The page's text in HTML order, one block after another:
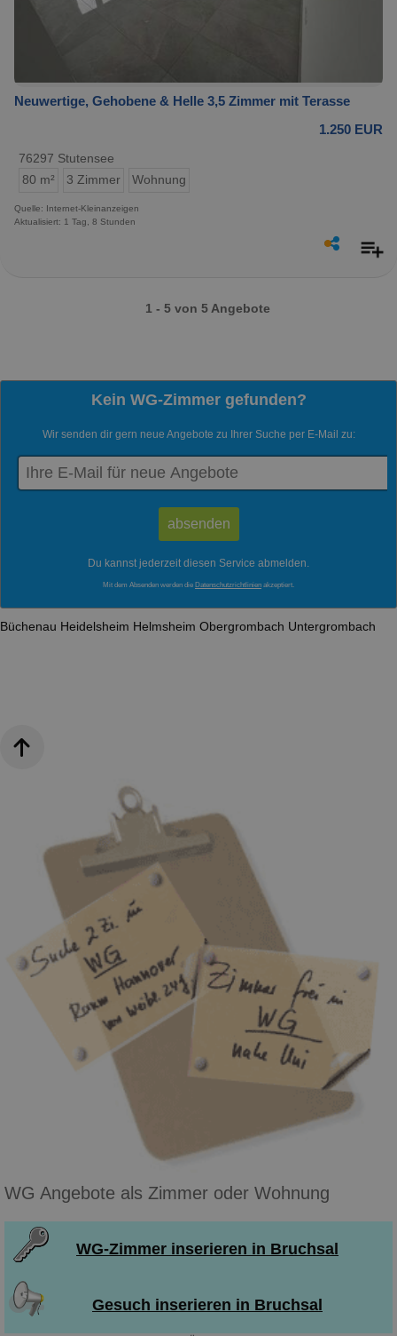
Neuwertige, Gehobene & Helle 3,5 Zimmer mit Terasse
1.250 EUR
76297 Stutensee
80 m²
3 Zimmer Wohnung
Quelle: Internet-Kleinanzeigen
Aktualisiert: 1 Tag, 8 Stunden
1 - 5 von 5 Angebote
Kein WG-Zimmer gefunden?
Wir senden dir gern neue Angebote zu Ihrer Suche per E-Mail zu:
Du kannst jederzeit diesen Service abmelden.
Mit dem Absenden werden die Datenschutzrichtlinien akzeptiert.
Büchenau Heidelsheim Helmsheim Obergrombach Untergrombach
WG Angebote als Zimmer oder Wohnung
WG-Zimmer inserieren in Bruchsal
Gesuch inserieren in Bruchsal